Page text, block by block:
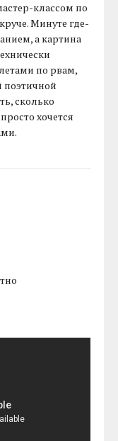
классом по
Минуте где-
а картина
по рвам,
поэтичной
сколько
хочется